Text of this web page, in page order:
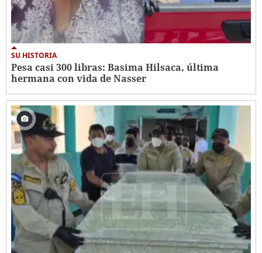
SU HISTORIA
Pesa casi 300 libras: Basima Hilsaca, última
hermana con vida de Nasser